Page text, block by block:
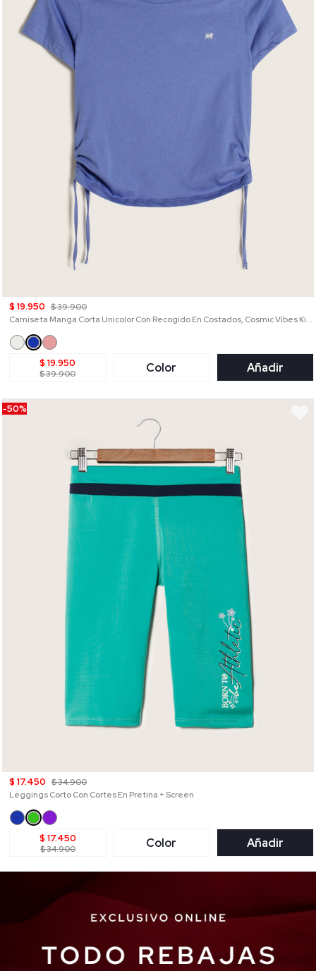
$ 19.950 $ 39.900
Camiseta Manga Corta Unicolor Con Recogido En Costados, Cosmic Vibes Kids
$ 19.950
$ 39.900 Color Añadir
-50%
$ 17.450 $ 34.900
Leggings Corto Con Cortes En Pretina + Screen
$ 17.450
$ 34.900 Color Añadir